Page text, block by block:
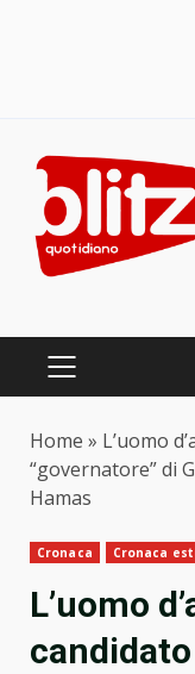
content
PRIMARY
Home » L’uomo
“governatore” di
Hamas
Cronaca Cronaca
L’uomo